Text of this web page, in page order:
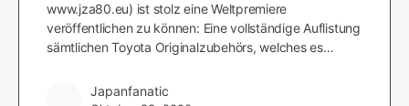
www.jza80.eu) ist stolz eine Weltpremiere
veröffentlichen zu können: Eine vollständige Auflistung
sämtlichen Toyota Originalzubehörs, welches es…
Japanfanatic